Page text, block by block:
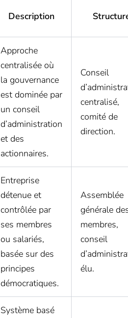
Description
Approche
centralisée où
la gouvernance
est dominée par
un conseil
d’administration
et des
actionnaires.
Conseil
centralisé,
comité de
direction.
Entreprise
détenue et
contrôlée par
ses membres
ou salariés,
basée sur des
principes
démocratiques.
Assemblée
générale
membres,
conseil
élu.
Système basé